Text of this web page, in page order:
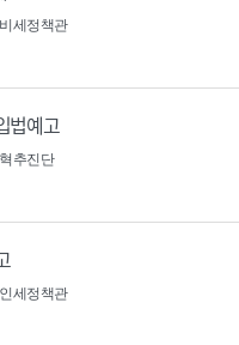
세정책관
법예고
추진단
세정책관